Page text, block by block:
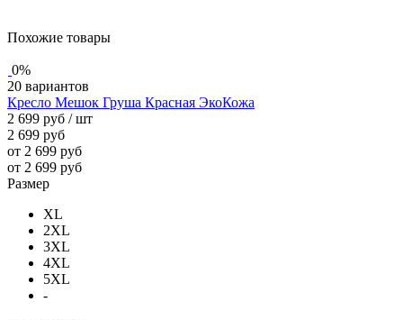
Похожие товары
0%
20 вариантов
Кресло Мешок Груша Красная ЭкоКожа
2 699 руб / шт
2 699 руб
от 2 699 руб
от 2 699 руб
Размер
XL
2XL
3XL
4XL
5XL
-